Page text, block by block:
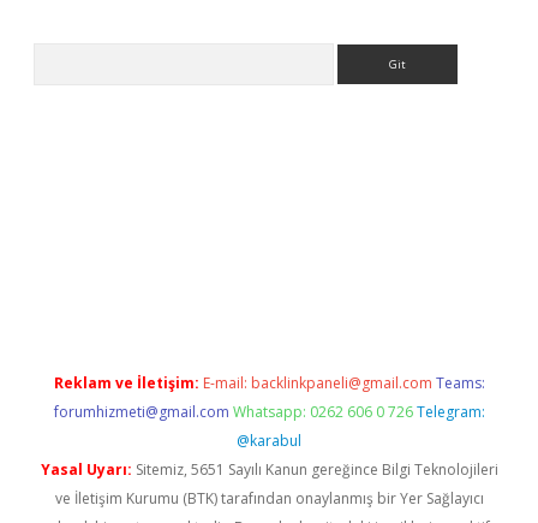
Reklam ve İletişim: E-mail: backlinkpaneli@gmail.com Teams:
forumhizmeti@gmail.com Whatsapp: 0262 606 0 726 Telegram:
@karabul
Yasal Uyarı: Sitemiz, 5651 Sayılı Kanun gereğince Bilgi Teknolojileri
ve İletişim Kurumu (BTK) tarafından onaylanmış bir Yer Sağlayıcı